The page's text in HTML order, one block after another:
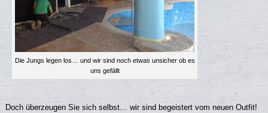
Die Jungs legen los… und wir sind noch etwas unsicher ob es
uns gefällt
Doch überzeugen Sie sich selbst… wir sind begeistert vom neuen Outfit!